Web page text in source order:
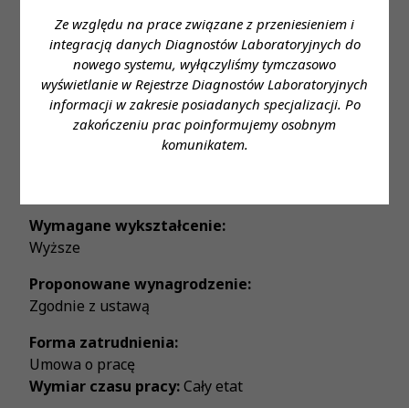
Ze względu na prace związane z przeniesieniem i
integracją danych Diagnostów Laboratoryjnych do
nowego systemu, wyłączyliśmy tymczasowo
wyświetlanie w Rejestrze Diagnostów Laboratoryjnych
informacji w zakresie posiadanych specjalizacji. Po
zakończeniu prac poinformujemy osobnym
komunikatem.
- Możliwość korzystania z prywatnej opieki
medycznej
Zapraszamy do aplikowania za pośrednictwem
formularza:
Kliknij tutaj, aby aplikować
Wymagane wykształcenie:
Wyższe
Proponowane wynagrodzenie:
Zgodnie z ustawą
Forma zatrudnienia:
Umowa o pracę
Wymiar czasu pracy:Cały etat